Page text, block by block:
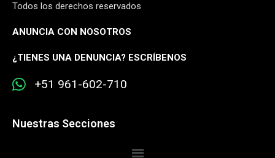
Todos los derechos reservados
ANUNCIA CON NOSOTROS
¿TIENES UNA DENUNCIA? ESCRÍBENOS
+51 961-602-710
Nuestras Secciones